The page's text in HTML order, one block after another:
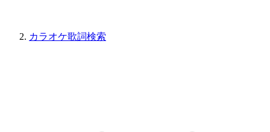
カラオケ歌詞検索